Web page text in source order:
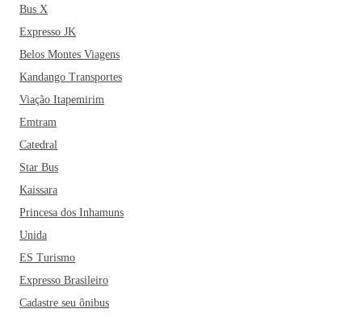
Bus X
Expresso JK
Belos Montes Viagens
Kandango Transportes
Viação Itapemirim
Emtram
Catedral
Star Bus
Kaissara
Princesa dos Inhamuns
Unida
ES Turismo
Expresso Brasileiro
Cadastre seu ônibus